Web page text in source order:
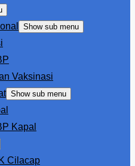
Show sub menu
Vaksinasi
Show sub menu
Kapal
Cilacap